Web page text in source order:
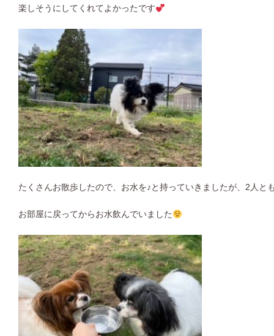
楽しそうにしてくれてよかったです
たくさんお散歩したので、お水を♪と持っていきましたが、2人と
お部屋に戻ってからお水飲んでいました